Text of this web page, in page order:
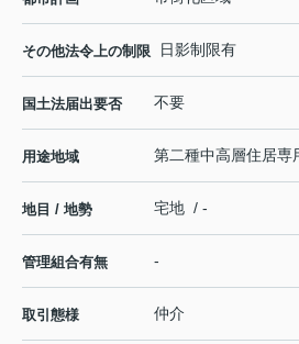
その他法令上の制限 日影制限有
国土法届出要否 不要
用途地域 第二種中高層住居専
地目 / 地勢 宅地 / -
管理組合有無 -
取引態様 仲介